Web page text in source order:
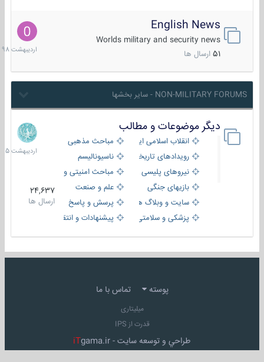
English News
Worlds military and security news
51 ارسال ها
10
1398
NON-MILITARY FORUMS - سایر بخشها
دیگر موضوعات و مطالب
انقلاب اسلامی ایران
مباحث مذهبی
رویدادهای تاریخی و مذهبیناسیونالیسم
نیروهای پلیسی
مباحث امنیتی و اطلاعاتی
بازیهای جنگی
علم و صنعت
سایت و وبلاگ ها
پرسش و پاسخ
پزشکی و سلامتی
پیشنهادات و انتقادات
24,637
ارسال ها
8
1405
پوسته تماس با ما
میلیتاری
قدرت از IPS
طراحي و توسعه سايت - iTgama.ir